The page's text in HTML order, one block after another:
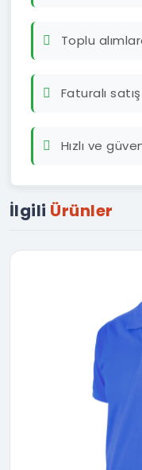
Toplu
Faturalı
Hızlı ve
İlgili Ürünler